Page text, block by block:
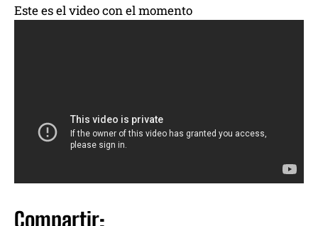
Este es el video con el momento
Compartir: